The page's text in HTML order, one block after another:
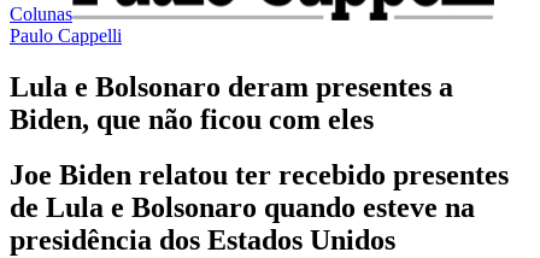
Colunas
Paulo Cappelli
Lula e Bolsonaro deram presentes a
Biden, que não ficou com eles
Joe Biden relatou ter recebido presentes
de Lula e Bolsonaro quando esteve na
presidência dos Estados Unidos